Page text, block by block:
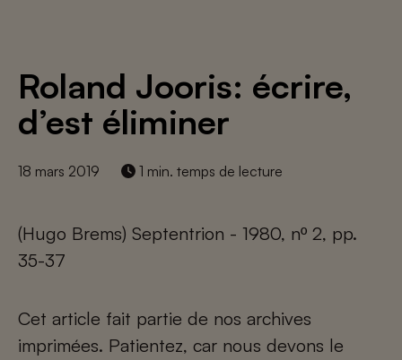
Roland Jooris: écrire,
d’est éliminer
18 mars 2019 1 min. temps de lecture
(Hugo Brems) Septentrion - 1980, nº 2, pp.
35-37
Cet article fait partie de nos archives
imprimées. Patientez, car nous devons le